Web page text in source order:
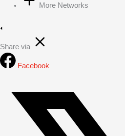
More Networks
Share via
Facebook